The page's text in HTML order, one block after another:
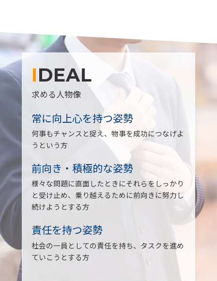
IDEAL
求める人物像
常に向上心を持つ姿勢
何事もチャンスと捉え、物事を成功につなげよ
うという方
前向き・積極的な姿勢
様々な問題に直面したときにそれらをしっかり
と受け止め、乗り越えるために前向きに努力し
続けようとする方
責任を持つ姿勢
社会の一員としての責任を持ち、タスクを進め
ていこうとする方